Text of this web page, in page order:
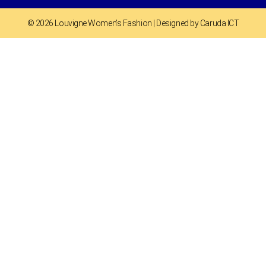
© 2026 Louvigne Women's Fashion | Designed by Caruda ICT